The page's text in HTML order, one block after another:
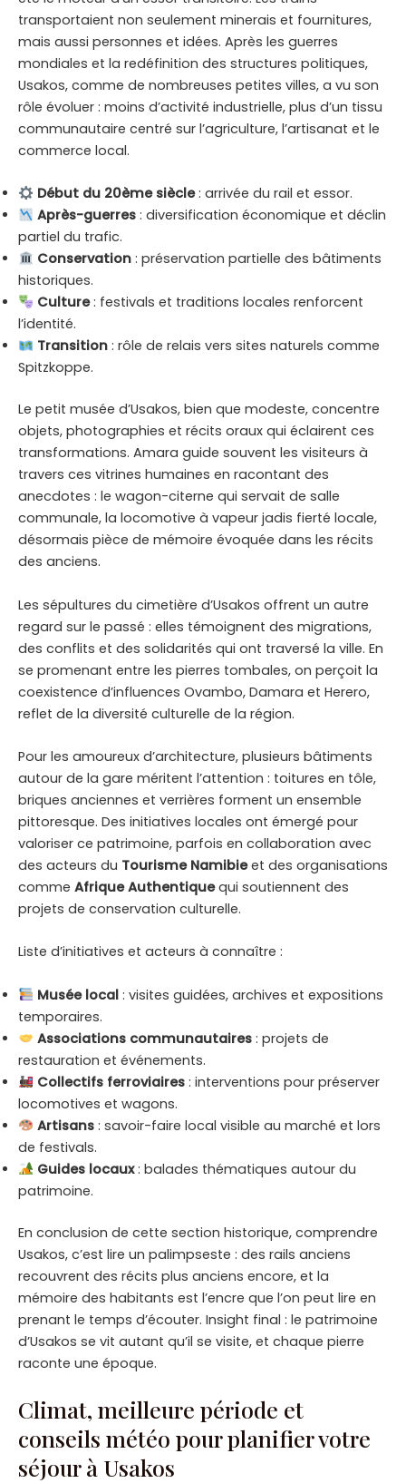
transportaient non seulement minerais et fournitures,
mais aussi personnes et idées. Après les guerres
mondiales et la redéfinition des structures politiques,
Usakos, comme de nombreuses petites villes, a vu son
rôle évoluer : moins d’activité industrielle, plus d’un tissu
communautaire centré sur l’agriculture, l’artisanat et le
commerce local.
Début du 20ème siècle: arrivée du rail et essor.
Après-guerres: diversification économique et déclin
partiel du trafic.
Conservation: préservation partielle des bâtiments
historiques.
Culture: festivals et traditions locales renforcent
l’identité.
Transition: rôle de relais vers sites naturels comme
Spitzkoppe.
Le petit musée d’Usakos, bien que modeste, concentre
objets, photographies et récits oraux qui éclairent ces
transformations. Amara guide souvent les visiteurs à
travers ces vitrines humaines en racontant des
anecdotes : le wagon-citerne qui servait de salle
communale, la locomotive à vapeur jadis fierté locale,
désormais pièce de mémoire évoquée dans les récits
des anciens.
Les sépultures du cimetière d’Usakos offrent un autre
regard sur le passé : elles témoignent des migrations,
des conflits et des solidarités qui ont traversé la ville. En
se promenant entre les pierres tombales, on perçoit la
coexistence d’influences Ovambo, Damara et Herero,
reflet de la diversité culturelle de la région.
Pour les amoureux d’architecture, plusieurs bâtiments
autour de la gare méritent l’attention : toitures en tôle,
briques anciennes et verrières forment un ensemble
pittoresque. Des initiatives locales ont émergé pour
valoriser ce patrimoine, parfois en collaboration avec
des acteurs du Tourisme Namibieet des organisations
comme Afrique Authentiquequi soutiennent des
projets de conservation culturelle.
Liste d’initiatives et acteurs à connaître :
Musée local: visites guidées, archives et expositions
temporaires.
Associations communautaires: projets de
restauration et événements.
Collectifs ferroviaires: interventions pour préserver
locomotives et wagons.
Artisans: savoir-faire local visible au marché et lors
de festivals.
Guides locaux: balades thématiques autour du
patrimoine.
En conclusion de cette section historique, comprendre
Usakos, c’est lire un palimpseste : des rails anciens
recouvrent des récits plus anciens encore, et la
mémoire des habitants est l’encre que l’on peut lire en
prenant le temps d’écouter. Insight final : le patrimoine
d’Usakos se vit autant qu’il se visite, et chaque pierre
raconte une époque.
Climat, meilleure période et
conseils météo pour planifier votre
séjour à Usakos